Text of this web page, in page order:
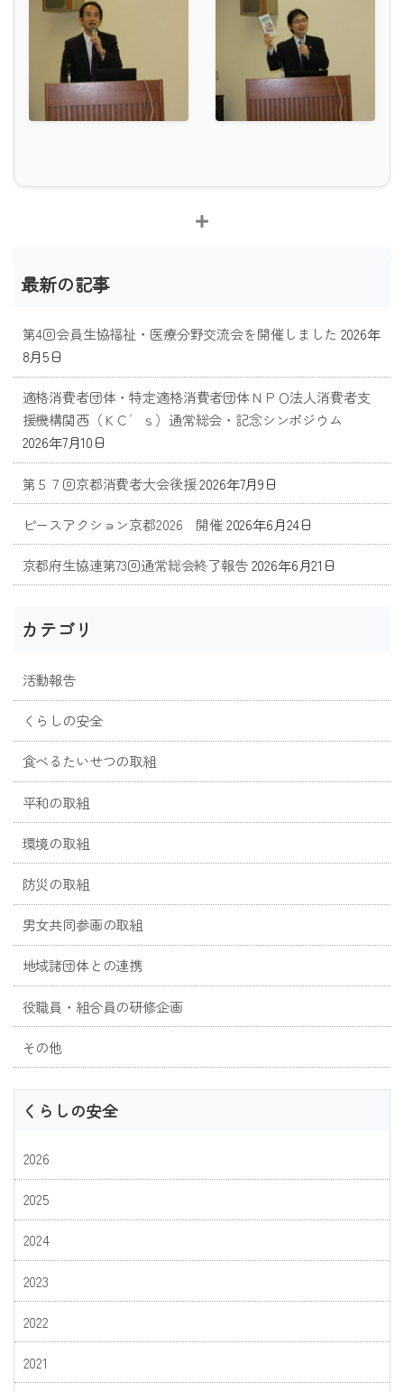
最新の記事
第4回会員生協福祉・医療分野交流会を開催しました 2026年
8月5日
適格消費者団体・特定適格消費者団体ＮＰＯ法人消費者支
援機構関西（ＫＣ′ｓ）通常総会・記念シンポジウム
2026年7月10日
第５７回京都消費者大会後援2026年7月9日
ピースアクション京都2026 開催 2026年6月24日
京都府生協連第73回通常総会終了報告2026年6月21日
カテゴリ
活動報告
くらしの安全
食べるたいせつの取組
平和の取組
環境の取組
防災の取組
男女共同参画の取組
地域諸団体との連携
役職員・組合員の研修企画
その他
くらしの安全
2026
2025
2024
2023
2022
2021